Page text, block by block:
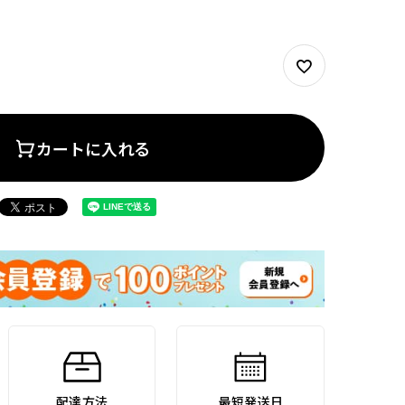
カートに入れる